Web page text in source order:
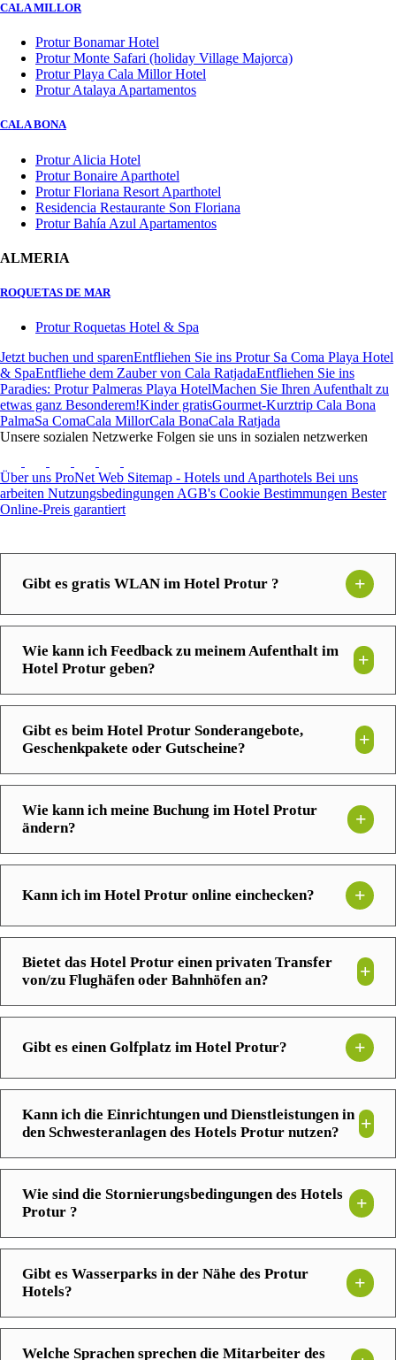
CALA MILLOR
Protur Bonamar Hotel
Protur Monte Safari (holiday Village Majorca)
Protur Playa Cala Millor Hotel
Protur Atalaya Apartamentos
CALA BONA
Protur Alicia Hotel
Protur Bonaire Aparthotel
Protur Floriana Resort Aparthotel
Residencia Restaurante Son Floriana
Protur Bahía Azul Apartamentos
ALMERIA
ROQUETAS DE MAR
Protur Roquetas Hotel & Spa
Jetzt buchen und sparenEntfliehen Sie ins Protur Sa Coma Playa Hotel
& SpaEntfliehe dem Zauber von Cala RatjadaEntfliehen Sie ins
Paradies: Protur Palmeras Playa HotelMachen Sie Ihren Aufenthalt zu
etwas ganz Besonderem!Kinder gratisGourmet-Kurztrip Cala Bona
PalmaSa ComaCala MillorCala BonaCala Ratjada
Unsere sozialen Netzwerke Folgen sie uns in sozialen netzwerken
Über uns ProNet Web Sitemap - Hotels und Aparthotels Bei uns
arbeiten Nutzungsbedingungen AGB's Cookie Bestimmungen Bester
Online-Preis garantiert
Gibt es gratis WLAN im Hotel Protur ?
Wie kann ich Feedback zu meinem Aufenthalt im
Hotel Protur geben?
Gibt es beim Hotel Protur Sonderangebote,
Geschenkpakete oder Gutscheine?
Wie kann ich meine Buchung im Hotel Protur
ändern?
Kann ich im Hotel Protur online einchecken?
Bietet das Hotel Protur einen privaten Transfer
von/zu Flughäfen oder Bahnhöfen an?
Gibt es einen Golfplatz im Hotel Protur?
Kann ich die Einrichtungen und Dienstleistungen in
den Schwesteranlagen des Hotels Protur nutzen?
Wie sind die Stornierungsbedingungen des Hotels
Protur ?
Gibt es Wasserparks in der Nähe des Protur
Hotels?
Welche Sprachen sprechen die Mitarbeiter des